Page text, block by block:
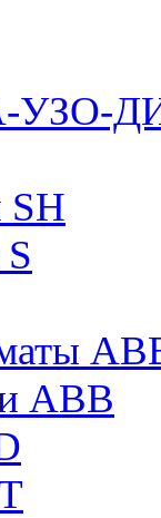
УЗО-
SH
ABB